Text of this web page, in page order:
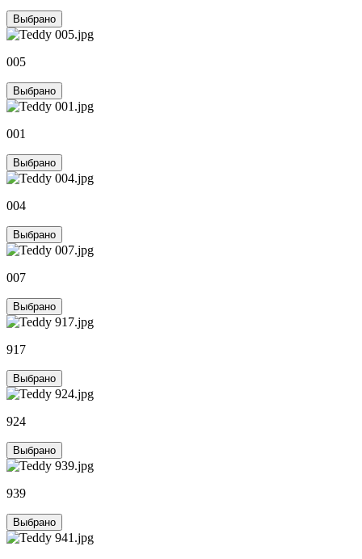
Выбрано
005
Выбрано
001
Выбрано
004
Выбрано
007
Выбрано
917
Выбрано
924
Выбрано
939
Выбрано